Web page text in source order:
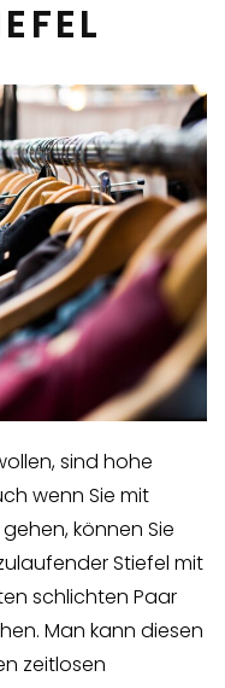
sind hohe
wenn Sie mit
können Sie
Stiefel mit
schlichten Paar
Man kann diesen
zeitlosen